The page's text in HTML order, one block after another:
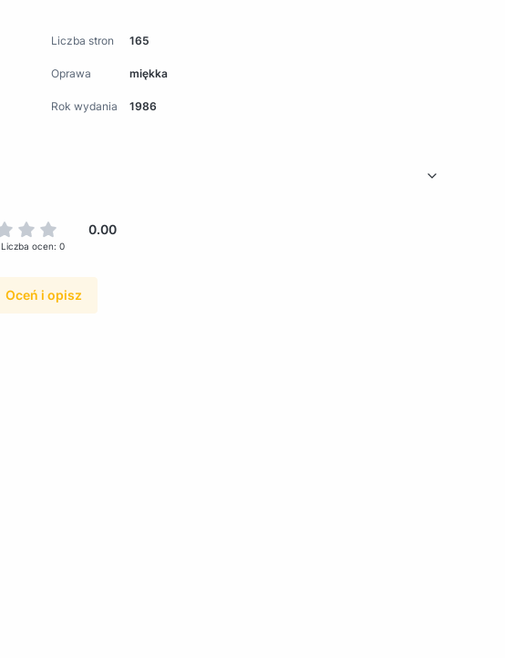
Liczba stron 165
Oprawa miękka
Rok wydania 1986
0.00
Liczba ocen: 0
Oceń i opisz